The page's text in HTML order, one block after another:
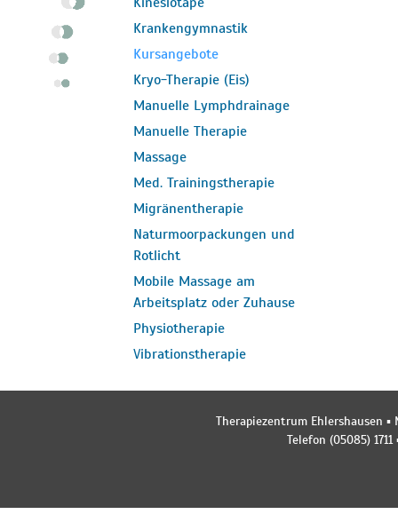
Krankengymnastik
Kursangebote
Kryo-Therapie (Eis)
Manuelle Lymphdrainage
Manuelle Therapie
Massage
Med. Trainingstherapie
Migränentherapie
Naturmoorpackungen und
Rotlicht
Mobile Massage am
Arbeitsplatz oder Zuhause
Physiotherapie
Vibrationstherapie
Therapiezentrum Ehlershausen ▪
Telefon (05085)